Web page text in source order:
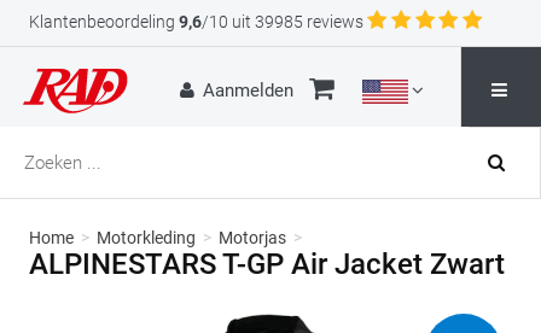
Klantenbeoordeling 9,6/10 uit 39985 reviews
Aanmelden
Home > Motorkleding > Motorjas >
ALPINESTARS T-GP Air Jacket Zwart